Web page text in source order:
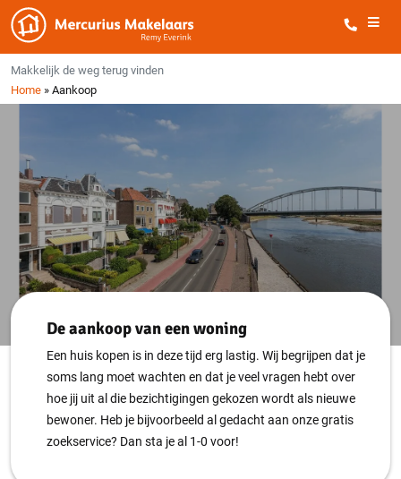
Makkelijk de weg terug vinden
Home » Aankoop
Huis aankopen in of rond
Deventer
Wij helpen je stap voor stap
De aankoop van een woning
Een huis kopen is in deze tijd erg lastig. Wij begrijpen dat je
soms lang moet wachten en dat je veel vragen hebt over
hoe jij uit al die bezichtigingen gekozen wordt als nieuwe
bewoner. Heb je bijvoorbeeld al gedacht aan onze gratis
zoekservice? Dan sta je al 1-0 voor!